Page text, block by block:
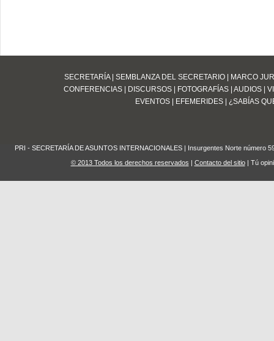
SECRETARÍA| SEMBLANZA DEL SECRETARIO | MARCO
CONFERENCIAS| DISCURSOS| FOTOGRAFÍAS| AUDIOS|
EVENTOS | EFEMERIDES | ¿SABÍAS
PRI - SECRETARÍA DE ASUNTOS INTERNACIONALES | Insurgentes Norte número
© 2013 Todos los derechos reservados | Contacto del sitio| Tú